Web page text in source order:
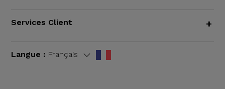
Services Client +
Langue : Français